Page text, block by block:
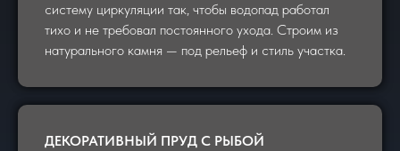
систему циркуляции так, чтобы водопад работал
тихо и не требовал постоянного ухода. Строим из
натурального камня — под рельеф и стиль участка.
ДЕКОРАТИВНЫЙ ПРУД С РЫБОЙ